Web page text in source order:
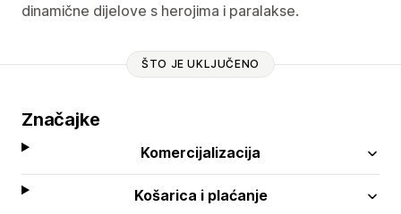
dinamične dijelove s herojima i paralakse.
ŠTO JE UKLJUČENO
Značajke
Komercijalizacija
Košarica i plaćanje